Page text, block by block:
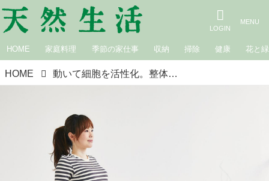
HOME 家庭料理 季節の家仕事 収納 掃除 健康 花と緑
HOME 動いて細胞を活性化。整体指導者・松下るなさんの、軽やかな体をキープするための心がけ